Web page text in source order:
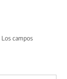
Los campos